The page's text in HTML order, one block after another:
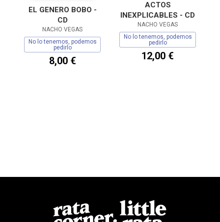
EL GENERO BOBO -
CD
NACHO VEGAS
No lo tenemos, podemos
pedirlo
8,00 €
ACTOS
INEXPLICABLES - CD
NACHO VEGAS
No lo tenemos, podemos
pedirlo
12,00 €